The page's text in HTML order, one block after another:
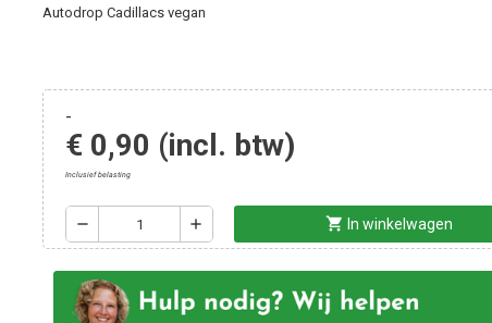
Autodrop Cadillacs vegan
-
€ 0,90 (incl. btw)
Inclusief belasting
remove add shopping_cart In winkelwagen